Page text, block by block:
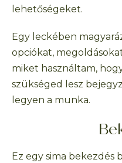
lehetőségeket.
Egy leckében
opciókat,
miket használtam,
szükséged lesz
legyen a munka.
Ez egy sima bekezdés